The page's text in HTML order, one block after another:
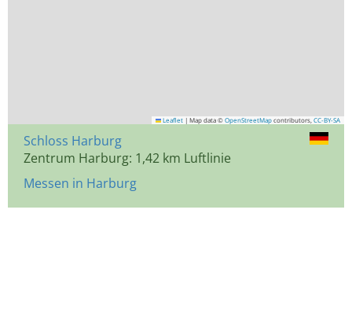
Leaflet | Map data © OpenStreetMap contributors, CC-BY-SA
Schloss Harburg
Zentrum Harburg: 1,42 km Luftlinie
Messen in Harburg